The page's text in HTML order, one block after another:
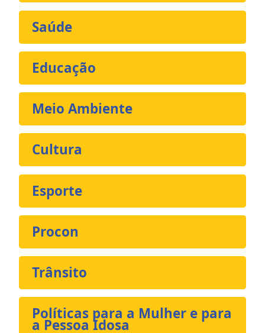
Saúde
Educação
Meio Ambiente
Cultura
Esporte
Procon
Trânsito
Políticas para a Mulher e para
a Pessoa Idosa